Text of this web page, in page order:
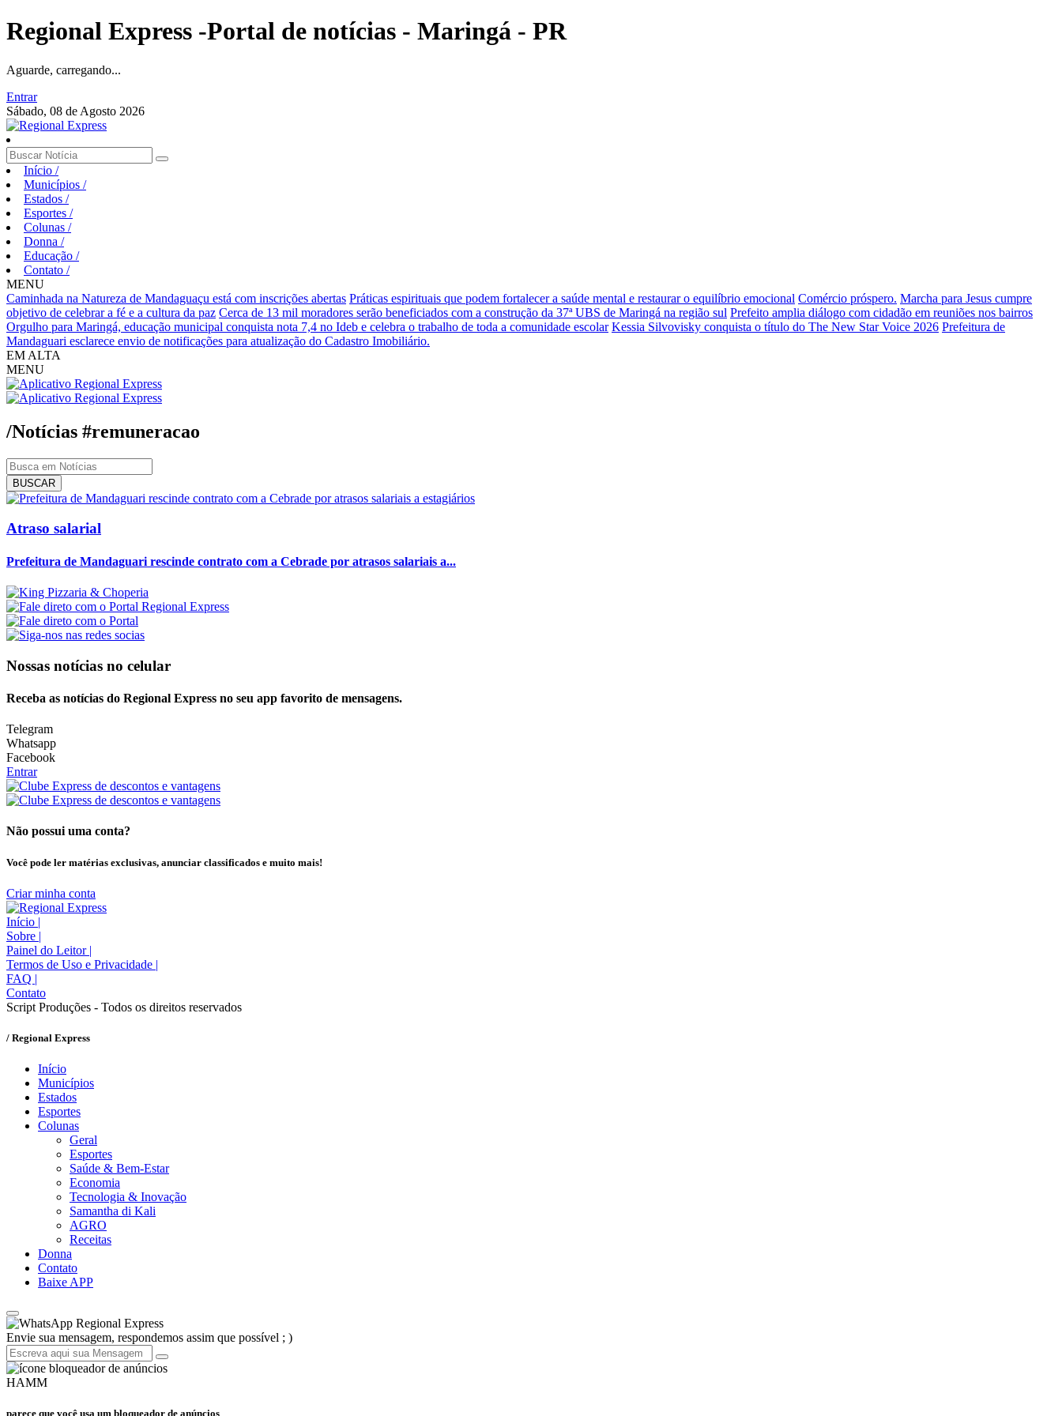
Regional Express -Portal de notícias - Maringá - PR
Aguarde, carregando...
Entrar
Sábado, 08 de Agosto 2026
Início /
Municípios /
Estados /
Esportes /
Colunas /
Donna /
Educação /
Contato /
MENU
Caminhada na Natureza de Mandaguaçu está com inscrições abertas Práticas espirituais que podem fortalecer a saúde mental e restaurar o equilíbrio emocional Comércio próspero. Marcha para Jesus cumpre
objetivo de celebrar a fé e a cultura da paz Cerca de 13 mil moradores serão beneficiados com a construção da 37ª UBS de Maringá na região sul Prefeito amplia diálogo com cidadão em reuniões nos bairros
Orgulho para Maringá, educação municipal conquista nota 7,4 no Ideb e celebra o trabalho de toda a comunidade escolar Kessia Silvovisky conquista o título do The New Star Voice 2026 Prefeitura de
Mandaguari esclarece envio de notificações para atualização do Cadastro Imobiliário.
EM ALTA
MENU
/Notícias #remuneracao
BUSCAR
Atraso salarial
Prefeitura de Mandaguari rescinde contrato com a Cebrade por atrasos salariais a...
Nossas notícias no celular
Receba as notícias do Regional Express no seu app favorito de mensagens.
Telegram
Whatsapp
Facebook
Entrar
Não possui uma conta?
Você pode ler matérias exclusivas, anunciar classificados e muito mais!
Criar minha conta
Início |
Sobre |
Painel do Leitor |
Termos de Uso e Privacidade |
FAQ |
Contato
Script Produções - Todos os direitos reservados
/ Regional Express
Início
Municípios
Estados
Esportes
Colunas
Geral
Esportes
Saúde & Bem-Estar
Economia
Tecnologia & Inovação
Samantha di Kali
AGRO
Receitas
Donna
Contato
Baixe APP
Regional Express
Envie sua mensagem, respondemos assim que possível ; )
HAMM
parece que você usa um bloqueador de anúncios